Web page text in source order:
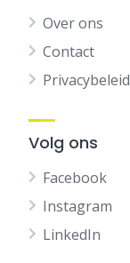
Over ons
Contact
Privacybeleid
Volg ons
Facebook
Instagram
LinkedIn